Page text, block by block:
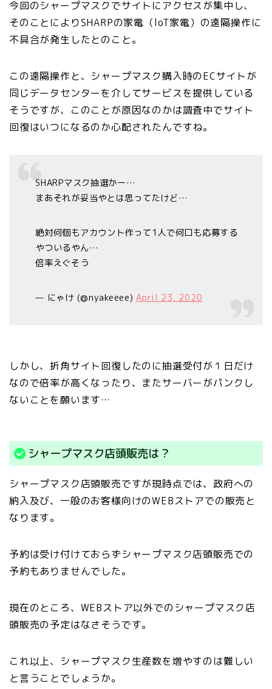
今回のシャープマスクでサイトにアクセスが集中し、
そのことによりSHARPの家電（loT家電）の遠隔操作に
不具合が発生したとのこと。
この遠隔操作と、シャープマスク購入時のECサイトが
同じデータセンターを介してサービスを提供している
そうですが、このことが原因なのかは調査中でサイト
回復はいつになるのか心配されたんですね。
SHARPマスク抽選かー…
まあそれが妥当やとは思ってたけど…
絶対何個もアカウント作って1人で何口も応募する
やついるやん…
倍率えぐそう
— にゃけ (@nyakeeee)April 23, 2020
しかし、折角サイト回復したのに抽選受付が１日だけ
なので倍率が高くなったり、またサーバーがパンクし
ないことを願います…
シャープマスク店頭販売は？
シャープマスク店頭販売ですが現時点では、政府への
納入及び、一般のお客様向けのWEBストアでの販売と
なります。
予約は受け付けておらずシャープマスク店頭販売での
予約もありませんでした。
現在のところ、WEBストア以外でのシャープマスク店
頭販売の予定はなさそうです。
これ以上、シャープマスク生産数を増やすのは難しい
と言うことでしょうか。